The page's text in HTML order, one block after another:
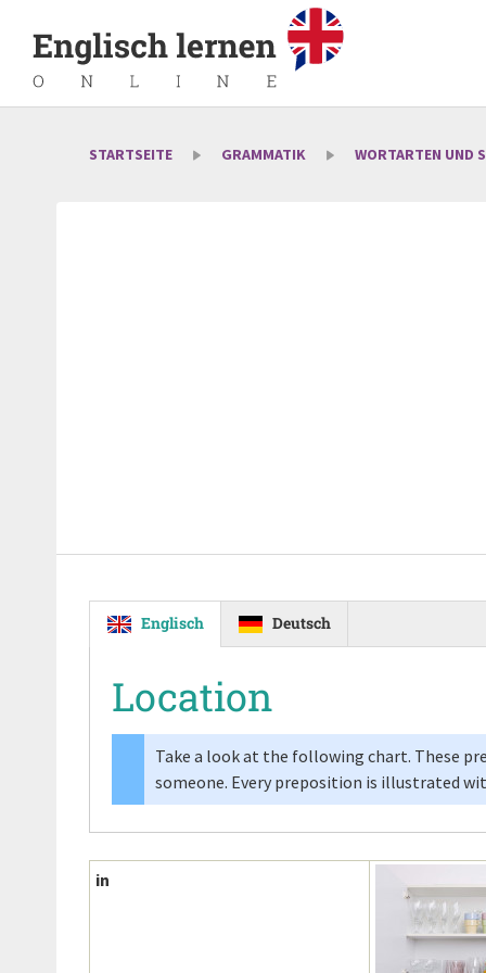
STARTSEITE GRAMMATIK WORTARTEN UND
Englisch Deutsch
Location
Take a look at the following chart. These
someone. Every preposition is illustrated
in